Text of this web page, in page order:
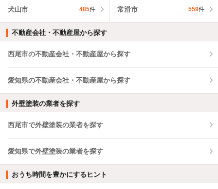
犬山市 485件 常滑市 559件
不動産会社・不動産屋から探す
西尾市の不動産会社・不動産屋から探す
愛知県の不動産会社・不動産屋から探す
外壁塗装の業者を探す
西尾市で外壁塗装の業者を探す
愛知県で外壁塗装の業者を探す
おうち時間を豊かにするヒント